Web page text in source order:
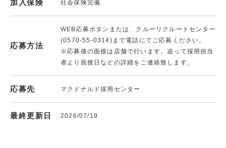
加入保険 社会保険完備
応募方法
WEB応募ボタンまたは、クルーリクルートセンター
(0570-55-0314)まで電話にてご応募ください。
※応募後の面接は店舗で行います。追って採用担当
者より面接日などの詳細をご連絡致します。
応募先 マクドナルド採用センター
最終更新日 2026/07/19